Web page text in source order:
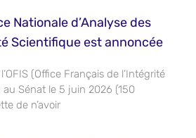
Nationale d’Analyse des
Scientifique est annoncée
(Office Français de l’Intégrité
au Sénat le 5 juin 2026 (150
de n’avoir